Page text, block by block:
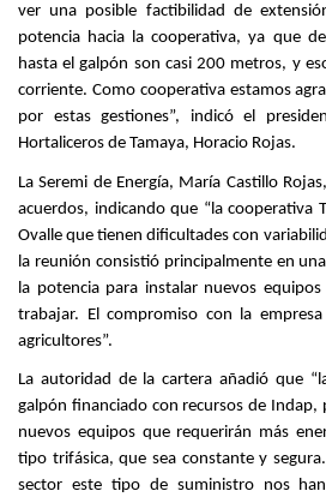
ver una posible factibilidad de
potencia hacia la cooperativa, ya que
hasta el galpón son casi 200 metros, y
corriente. Como cooperativa estamos
por estas gestiones”, indicó el
Hortaliceros de Tamaya, Horacio Rojas.
La Seremi de Energía, María Castillo
acuerdos, indicando que “la cooperativa
Ovalle que tienen dificultades con
la reunión consistió principalmente en
la potencia para instalar nuevos
trabajar. El compromiso con la
agricultores”.
La autoridad de la cartera añadió que
galpón financiado con recursos de
nuevos equipos que requerirán más
tipo trifásica, que sea constante y
sector este tipo de suministro nos